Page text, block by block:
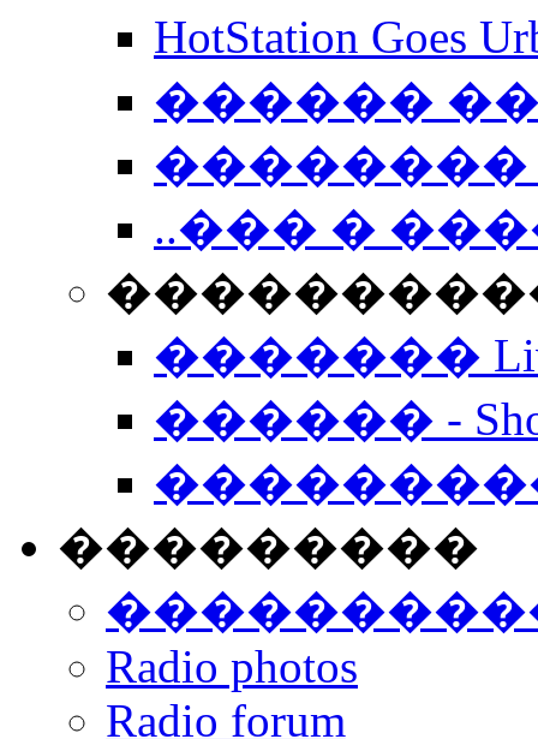
HotStation
������
��������
..��� �
����������
�������
������ -
���������
Radio photos
Radio forum